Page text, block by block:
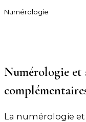
Numérologie
Numérologie et
La numérologie